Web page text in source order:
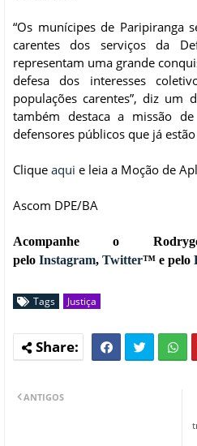
“Os munícipes de Paripiranga
carentes dos serviços da
representam uma grande
defesa dos interesses
populações carentes”, diz um
também destaca a missão
defensores públicos que já
Clique aqui e leia a Moção de
Ascom DPE/BA
Acompanhe o
pelo Instagram, Twitter™ e pelo
Tags Justiça
ANTIGOS